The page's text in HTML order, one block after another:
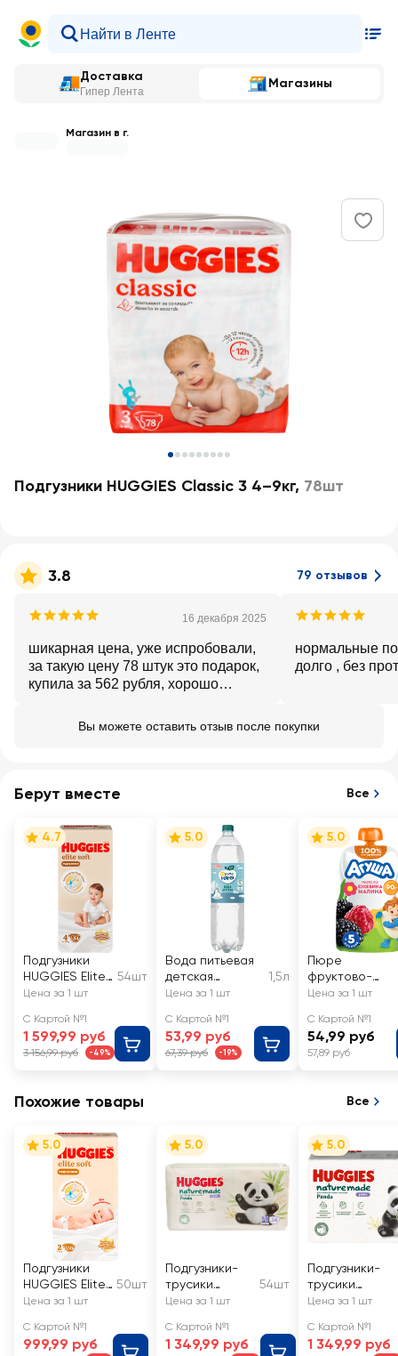
Доставка
Гипер Лента
Магазины
Магазин в г.
Подгузники HUGGIES Classic 3 4–9кг, 78шт
3.8 79 отзывов
16 декабря 2025
шикарная цена, уже испробовали,
за такую цену 78 штук это подарок,
купила за 562 рубля, хорошо
всё сухо и комфортно, я такие
нормальные
долго , без
Вы можете оставить отзыв после покупки
Берут вместе Все
4.7
Подгузники
HUGGIES Elite
Soft 4 8–14кг
54шт
Цена за 1 шт
С Картой №1
1 599,99 руб
3 156,99 руб -49%
5.0
Вода питьевая
детская
ФРУТОНЯНЯ
1,5л
Цена за 1 шт
С Картой №1
53,99 руб
67,39 руб -19%
5.0
Пюре
фруктово-
ягодное
Яблоко,
малина, с 5
месяцев
Цена за 1 шт
С Картой №1
54,99 руб
57,89 руб
Похожие товары Все
5.0
Подгузники
HUGGIES Elite
Soft 2 4–6кг
50шт
Цена за 1 шт
С Картой №1
999,99 руб
5.0
Подгузники-
трусики
HUGGIES
размер 3, 6–
11кг
54шт
Цена за 1 шт
С Картой №1
1 349,99 руб
5.0
Подгузники-
трусики
HUGGIES
размер 4, 9–
14кг
Цена за 1 шт
С Картой №1
1 349,99 руб